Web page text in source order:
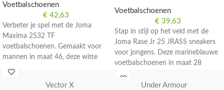
Voetbalschoenen
€ 42,63
Verbeter je spel met de Joma
Maxima 2532 TF
voetbalschoenen. Gemaakt voor
mannen in maat 46, deze witte
Voetbalschoenen
€ 39,63
Stap in stijl op het veld met de
Joma Rase Jr 25 JRASS sneakers
voor jongens. Deze marineblauwe
voetbalschoenen in maat 28
Vector X Under Armour